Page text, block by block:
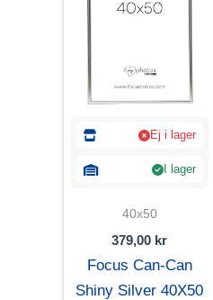
Ej i lager
I lager
40x50
379,00 kr
Focus Can-Can
Shiny Silver 40X50